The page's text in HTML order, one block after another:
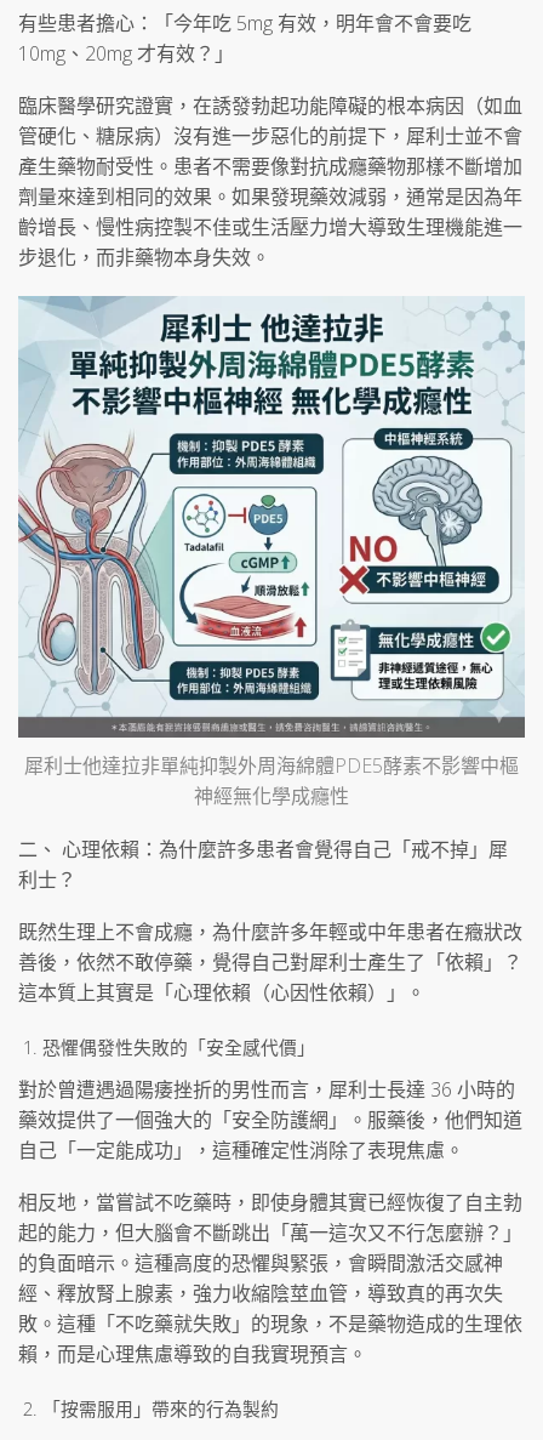
有些患者擔心：「今年吃 5mg 有效，明年會不會要吃
10mg、20mg 才有效？」
臨床醫學研究證實，在誘發勃起功能障礙的根本病因（如血
管硬化、糖尿病）沒有進一步惡化的前提下，犀利士並不會
產生藥物耐受性。患者不需要像對抗成癮藥物那樣不斷增加
劑量來達到相同的效果。如果發現藥效減弱，通常是因為年
齡增長、慢性病控製不佳或生活壓力增大導致生理機能進一
步退化，而非藥物本身失效。
犀利士他達拉非單純抑製外周海綿體PDE5酵素不影響中樞
神經無化學成癮性
二、 心理依賴：為什麼許多患者會覺得自己「戒不掉」犀
利士？
既然生理上不會成癮，為什麼許多年輕或中年患者在癥狀改
善後，依然不敢停藥，覺得自己對犀利士產生了「依賴」？
這本質上其實是「心理依賴（心因性依賴）」。
恐懼偶發性失敗的「安全感代價」
對於曾遭遇過陽痿挫折的男性而言，犀利士長達 36 小時的
藥效提供了一個強大的「安全防護網」。服藥後，他們知道
自己「一定能成功」，這種確定性消除了表現焦慮。
相反地，當嘗試不吃藥時，即使身體其實已經恢復了自主勃
起的能力，但大腦會不斷跳出「萬一這次又不行怎麼辦？」
的負面暗示。這種高度的恐懼與緊張，會瞬間激活交感神
經、釋放腎上腺素，強力收縮陰莖血管，導致真的再次失
敗。這種「不吃藥就失敗」的現象，不是藥物造成的生理依
賴，而是心理焦慮導致的自我實現預言。
「按需服用」帶來的行為製約